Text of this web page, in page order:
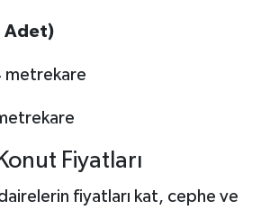
Adet)
metrekare
Fiyatları
fiyatları kat, cephe ve